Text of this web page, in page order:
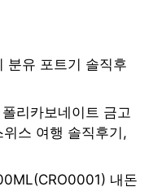
분유 포트기 솔직후
리카보네이트 금고
스 여행 솔직후기,
내돈